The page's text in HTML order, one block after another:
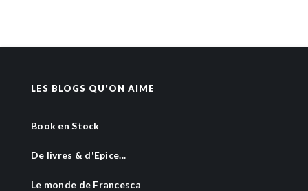
LES BLOGS QU'ON AIME
Book en Stock
De livres & d'Epice...
Le monde de Francesca